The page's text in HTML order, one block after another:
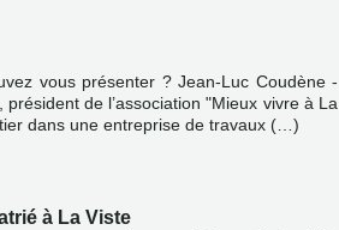
vous présenter ? Jean-Luc Coudène -
président de l’association "Mieux vivre à La
dans une entreprise de travaux (…)
à La Viste